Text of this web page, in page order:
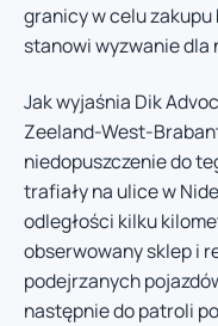
granicy w celu
stanowi wyzwanie dla
Jak wyjaśnia Dik
Zeeland-West-
niedopuszczenie do
trafiały na ulice w
odległości kilku
obserwowany sklep i
podejrzanych
następnie do patroli